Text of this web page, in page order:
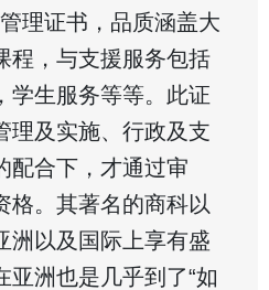
理证书，品质涵盖大
程，与支援服务包括
学生服务等等。此证
理及实施、行政及支
配合下，才通过审
格。其著名的商科以
洲以及国际上享有盛
亚洲也是几乎到了“如